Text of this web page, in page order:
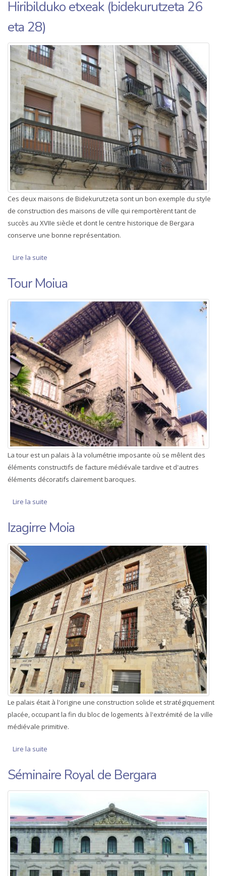
Hiribilduko etxeak (bidekurutzeta 26
eta 28)
Ces deux maisons de Bidekurutzeta sont un bon exemple du style
de construction des maisons de ville qui remportèrent tant de
succès au XVIIe siècle et dont le centre historique de Bergara
conserve une bonne représentation.
Lire la suite
Tour Moiua
La tour est un palais à la volumétrie imposante où se mêlent des
éléments constructifs de facture médiévale tardive et d'autres
éléments décoratifs clairement baroques.
Lire la suite
Izagirre Moia
Le palais était à l'origine une construction solide et stratégiquement
placée, occupant la fin du bloc de logements à l'extrémité de la ville
médiévale primitive.
Lire la suite
Séminaire Royal de Bergara